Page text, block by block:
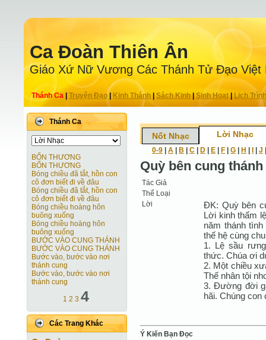
Ca Ðoàn Thiên Ân
Giáo Xứ Nữ Vương Các Thánh Tử Ðạo Việt
Thánh Ca Truyện Ðạo| Kinh Thánh Sách Kinh|Sinh Hoạt| Lịch Trình
Thánh Ca
BỐN THƯƠNG
BỐN THƯƠNG
Bóng chiều đã tắt, hồn con
cô đơn biết đi về đâu
Bóng chiều đã tắt, hồn con
cô đơn biết đi về đâu
Bóng chiều hoàng hôn
buông xuống
Bóng chiều hoàng hôn
buông xuống
BƯỚC VÀO CUNG THÁNH
BƯỚC VÀO CUNG THÁNH
Bước vào, bước vào nơi
thánh cung
Bước vào, bước vào nơi
thánh cung
1 2 3 4
Các Trang Khác
Nốt Nhạc Lời Nhạc
0-9 A B C D E F G H J
Quỳ bên cung
Tác Giả
Thể Loại
Lời
ÐK: Quỳ bên
Lời kinh thấm
năm thánh
thế hệ cùng
1. Lệ sầu
thức. Chúa ơi
2. Một chiều
Thế nhân tội
3. Ðường đời
hãi. Chúng
Ý Kiến Bạn Ðọc